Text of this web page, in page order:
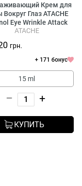
Крем для
Вокруг Глаз ATACHE
Eye Wrinkle Attack
Contour Serum
ATACHE
грн.
+ 171 бонус
15 ml
– +
КУПИТЬ